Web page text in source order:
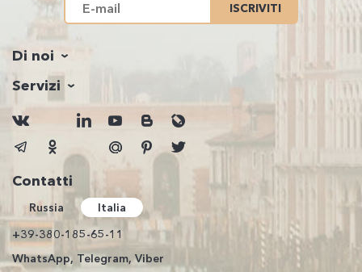
ISCRIVITI
Di noi
Servizi
Contatti
Russia
Italia
+39-380-185-65-11
WhatsApp, Telegram, Viber